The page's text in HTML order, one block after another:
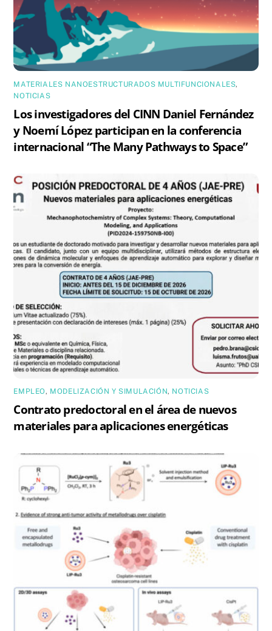
MATERIALES NANOESTRUCTURADOS MULTIFUNCIONALES,
NOTICIAS
Los investigadores del CINN Daniel Fernández
y Noemí López participan en la conferencia
internacional “The Many Pathways to Space”
EMPLEO, MODELIZACIÓN Y SIMULACIÓN, NOTICIAS
Contrato predoctoral en el área de nuevos
materiales para aplicaciones energéticas